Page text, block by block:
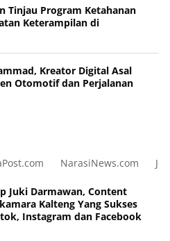
Tinjau Program Ketahanan
Keterampilan di
Kreator Digital Asal
Otomotif dan Perjalanan
NarasiNews.com
Juki Darmawan, Content
Kalteng Yang Sukses
Instagram dan Facebook